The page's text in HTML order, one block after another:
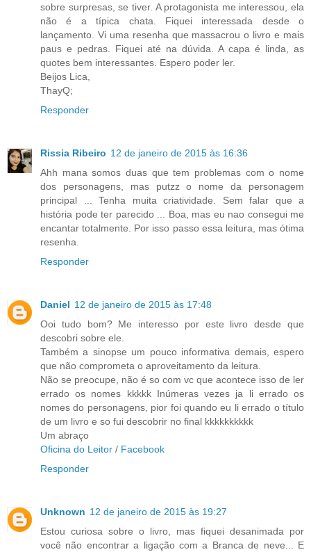
sobre surpresas, se tiver. A protagonista me interessou, ela
não é a típica chata. Fiquei interessada desde o
lançamento. Vi uma resenha que massacrou o livro e mais
paus e pedras. Fiquei até na dúvida. A capa é linda, as
quotes bem interessantes. Espero poder ler.
Beijos Lica,
ThayQ;
Responder
Rissia Ribeiro 12 de janeiro de 2015 às 16:36
Ahh mana somos duas que tem problemas com o nome
dos personagens, mas putzz o nome da personagem
principal ... Tenha muita criatividade. Sem falar que a
história pode ter parecido ... Boa, mas eu nao consegui me
encantar totalmente. Por isso passo essa leitura, mas ótima
resenha.
Responder
Daniel 12 de janeiro de 2015 às 17:48
Ooi tudo bom? Me interesso por este livro desde que
descobri sobre ele.
Também a sinopse um pouco informativa demais, espero
que não comprometa o aproveitamento da leitura.
Não se preocupe, não é so com vc que acontece isso de ler
errado os nomes kkkkk Inúmeras vezes ja li errado os
nomes do personagens, pior foi quando eu li errado o título
de um livro e so fui descobrir no final kkkkkkkkkk
Um abraço
Oficina do Leitor / Facebook
Responder
Unknown 12 de janeiro de 2015 às 19:27
Estou curiosa sobre o livro, mas fiquei desanimada por
você não encontrar a ligação com a Branca de neve... E